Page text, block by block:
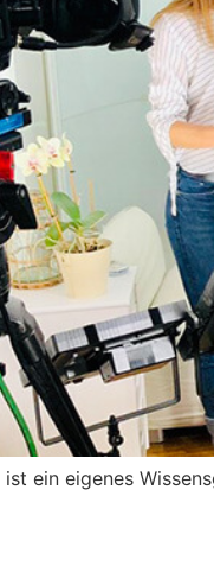
ist ein eigenes